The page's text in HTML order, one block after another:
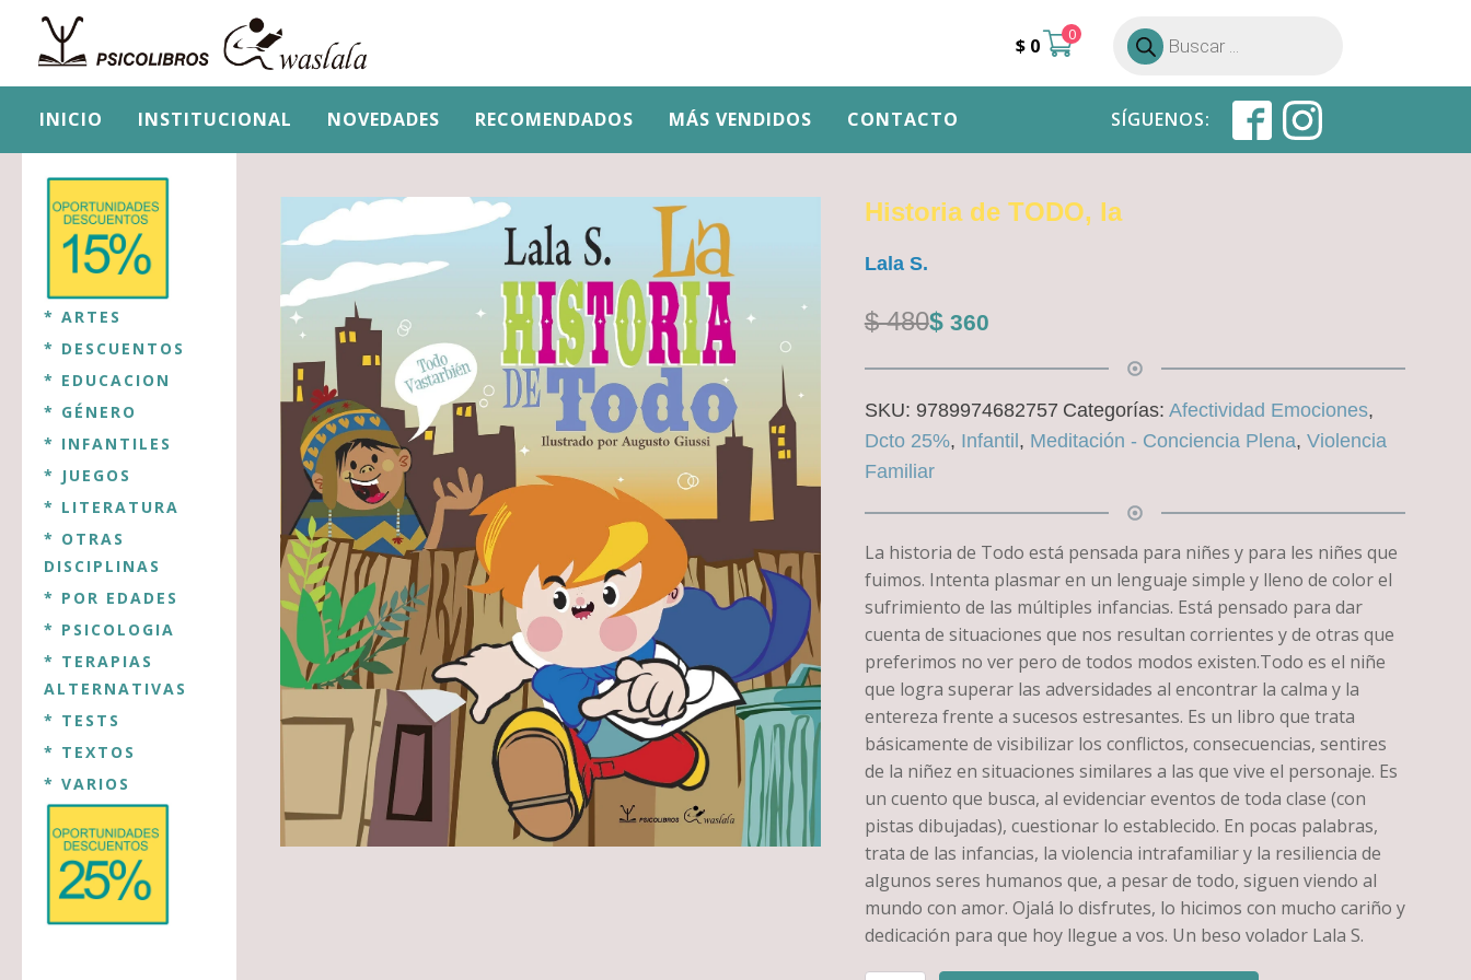
$ 0 0
Búsqueda
de
productos
INICIO INSTITUCIONAL NOVEDADES RECOMENDADOS MÁS VENDIDOS CONTACTO SÍGUENOS:
* ARTES
* DESCUENTOS
* EDUCACION
* GÉNERO
* INFANTILES
* JUEGOS
* LITERATURA
* OTRAS
DISCIPLINAS
* POR EDADES
* PSICOLOGIA
* TERAPIAS
ALTERNATIVAS
* TESTS
* TEXTOS
* VARIOS
Historia de TODO, la
Lala S.
$480
El
precio
original
era:
$ 480.
$360
El
precio
actual
es:
$ 360.
SKU: 9789974682757 Categorías: Afectividad Emociones,
Dcto 25%, Infantil , Meditación - Conciencia Plena, Violencia
Familiar
La historia de Todo está pensada para niñes y para les niñes que
fuimos. Intenta plasmar en un lenguaje simple y lleno de color el
sufrimiento de las múltiples infancias. Está pensado para dar
cuenta de situaciones que nos resultan corrientes y de otras que
preferimos no ver pero de todos modos existen.Todo es el niñe
que logra superar las adversidades al encontrar la calma y la
entereza frente a sucesos estresantes. Es un libro que trata
básicamente de visibilizar los conflictos, consecuencias, sentires
de la niñez en situaciones similares a las que vive el personaje. Es
un cuento que busca, al evidenciar eventos de toda clase (con
pistas dibujadas), cuestionar lo establecido. En pocas palabras,
trata de las infancias, la violencia intrafamiliar y la resiliencia de
algunos seres humanos que, a pesar de todo, siguen viendo al
mundo con amor. Ojalá lo disfrutes, lo hicimos con mucho cariño y
dedicación para que hoy llegue a vos. Un beso volador Lala S.